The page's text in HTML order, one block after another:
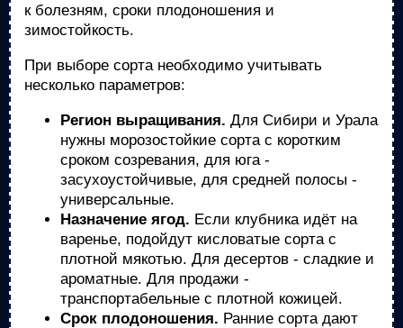
к болезням, сроки плодоношения и
зимостойкость.
При выборе сорта необходимо учитывать
несколько параметров:
Регион выращивания. Для Сибири и Урала
нужны морозостойкие сорта с коротким
сроком созревания, для юга -
засухоустойчивые, для средней полосы -
универсальные.
Назначение ягод. Если клубника идёт на
варенье, подойдут кисловатые сорта с
плотной мякотью. Для десертов - сладкие и
ароматные. Для продажи -
транспортабельные с плотной кожицей.
Срок плодоношения. Ранние сорта дают